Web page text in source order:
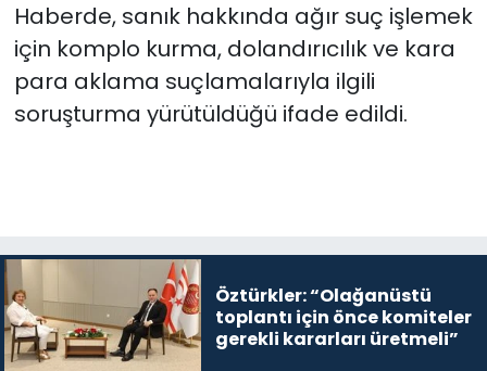
araya gelecek
Haberde, sanık hakkında ağır suç işlemek
için komplo kurma, dolandırıcılık ve kara
para aklama suçlamalarıyla ilgili
soruşturma yürütüldüğü ifade edildi.
Öztürkler: “Olağanüstü
toplantı için önce komiteler
gerekli kararları üretmeli”